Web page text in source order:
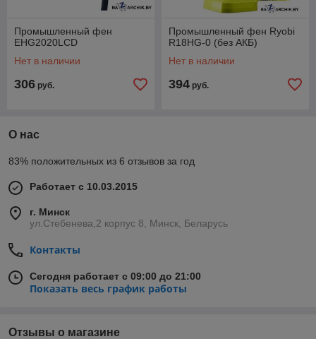
Промышленный фен
EHG2020LCD
Нет в наличии
306 руб.
Промышленный фен Ryobi
R18HG-0 (без АКБ)
Нет в наличии
394 руб.
О нас
83% положительных из 6 отзывов за год
Работает с 10.03.2015
г. Минск
ул.Стебенева,2 корпус 8, Минск, Беларусь
Контакты
Сегодня работает с 09:00 до 21:00
Показать весь график работы
Отзывы о магазине